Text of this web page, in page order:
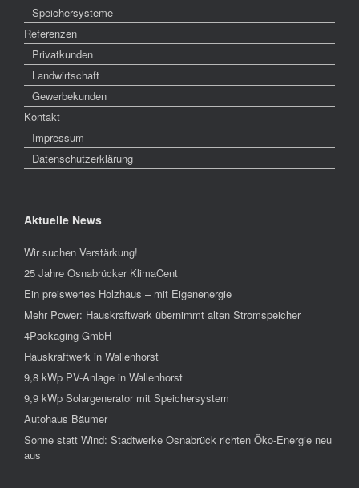
Speichersysteme
Referenzen
Privatkunden
Landwirtschaft
Gewerbekunden
Kontakt
Impressum
Datenschutzerklärung
Aktuelle News
Wir suchen Verstärkung!
25 Jahre Osnabrücker KlimaCent
Ein preiswertes Holzhaus – mit Eigenenergie
Mehr Power: Hauskraftwerk übernimmt alten Stromspeicher
4Packaging GmbH
Hauskraftwerk in Wallenhorst
9,8 kWp PV-Anlage in Wallenhorst
9,9 kWp Solargenerator mit Speichersystem
Autohaus Bäumer
Sonne statt Wind: Stadtwerke Osnabrück richten Öko-Energie neu
aus